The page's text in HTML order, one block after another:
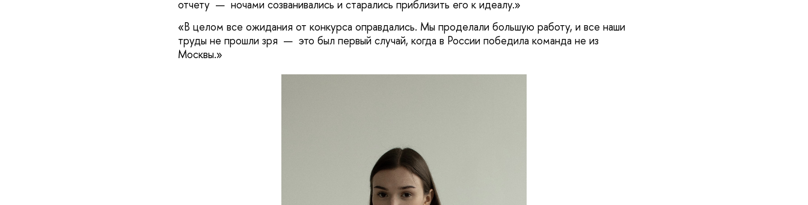
отчету — ночами созванивались и старались приблизить его к идеалу.
В целом все ожидания от конкурса оправдались. Мы проделали большую работу, и все наши
труды не прошли зря — это был первый случай, когда в России победила команда не из
Москвы.